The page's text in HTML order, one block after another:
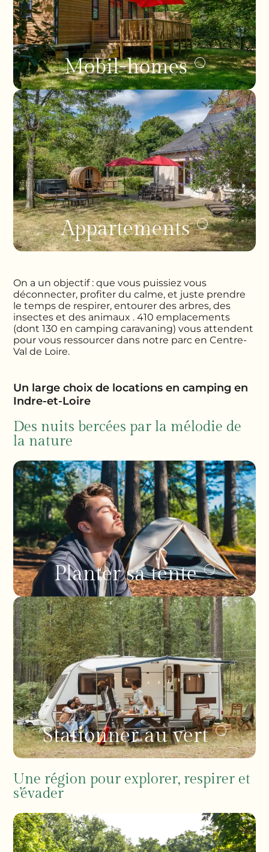
Mobil-homes
Appartements
Un large choix de locations en camping en
Indre-et-Loire
On a un objectif : que vous puissiez vous
déconnecter, profiter du calme, et juste prendre
le temps de respirer, entourer des arbres, des
insectes et des animaux . 410 emplacements
(dont 130 en camping caravaning) vous attendent
pour vous ressourcer dans notre parc en Centre-
Val de Loire.
Des nuits bercées par la mélodie de
la nature
Planter sa tente
Stationner au vert
Une région pour explorer, respirer et
s’évader